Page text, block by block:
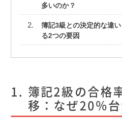
多いのか？
簿記3級との決定的な違
る2つの要因
簿記2級の合格
移：なぜ20％